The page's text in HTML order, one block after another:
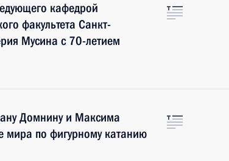
кафедрой
факультета Санкт-
Мусина с 70-летием
Домнину и Максима
мира по фигурному катанию